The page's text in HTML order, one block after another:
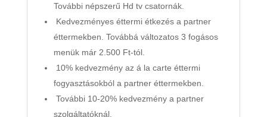
További népszerű Hd tv csatornák.
Kedvezményes éttermi étkezés a partner
éttermekben. Továbbá változatos 3 fogásos
menük már 2.500 Ft-tól.
10% kedvezmény az á la carte éttermi
fogyasztásokból a partner éttermekben.
További 10-20% kedvezmény a partner
szolgáltatóknál.